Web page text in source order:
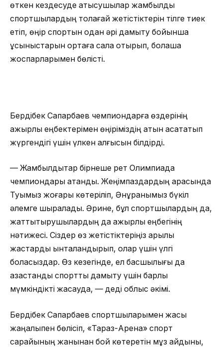
өткен кездесуде қатысушылар жамбылдық
спортшылардың толағай жетістіктерін тілге тиек
етіп, өңір спортын одан әрі дамыту бойынша
ұсыныстарын ортаға сала отырып, болашақ
жоспарларымен бөлісті.
Бердібек Сапарбаев чемпиондарға өздерінің
қажырлы еңбектерімен өңіріміздің атын асқақтатып
жүргендігі үшін үлкен алғысын білдірді.
— Жамбылдықтар бірнеше рет Олимпиада
чемпиондары атанды. Жеңімпаздардың арқасында
Туымыз жоғары көтеріліп, Әнұранымыз бүкіл
әлемге шырқалады. Әрине, бұл спортшылардың да,
жаттықтырушылардың да қажырлы еңбегінің
нәтижесі. Сіздер өз жетістіктеріңіз арқылы
жастарды ынталандырып, олар үшін үлгі
боласыздар. Өз кезегінде, ел басшылығы да
қазақстандық спортты дамыту үшін барлық
мүмкіндікті жасауда, — деді облыс әкімі.
Бердібек Сапарбаев спортшыларымен жақсы
жаңалықпен бөлісіп, «Тараз-Арена» спорт
сарайының жанынан бой көтеретін мұз айдыны,